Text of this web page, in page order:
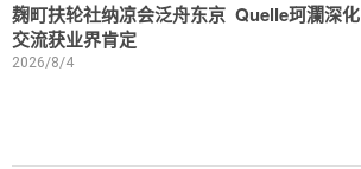
麹町扶轮社纳凉会泛舟东京 Quelle珂瀾深化
交流获业界肯定
2026/8/4